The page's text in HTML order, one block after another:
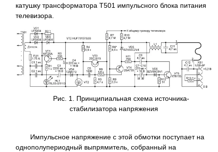
катушку трансформатора T501 импульсного блока питания
телевизора.
Рис. 1. Принципиальная схема источника-
стабилизатора напряжения
Импульсное напряжение с этой обмотки поступает на
однополупериодный выпрямитель, собранный на